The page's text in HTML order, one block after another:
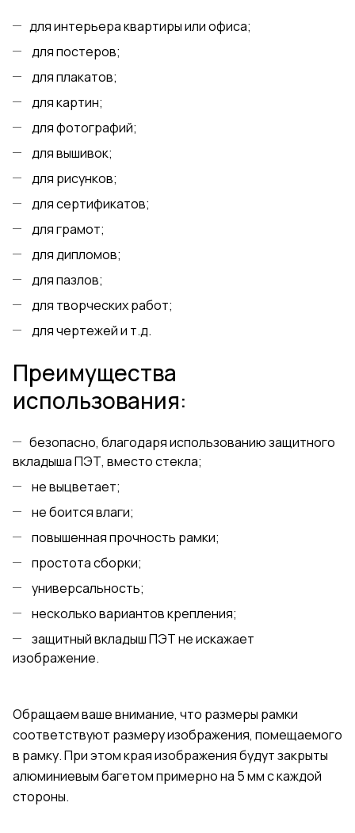
для интерьера квартиры или офиса;
для постеров;
для плакатов;
для картин;
для фотографий;
для вышивок;
для рисунков;
для сертификатов;
для грамот;
для дипломов;
для пазлов;
для творческих работ;
для чертежей и т.д.
Преимущества
использования:
безопасно, благодаря использованию защитного
вкладыша ПЭТ, вместо стекла;
не выцветает;
не боится влаги;
повышенная прочность рамки;
простота сборки;
универсальность;
несколько вариантов крепления;
защитный вкладыш ПЭТ не искажает
изображение.
Обращаем ваше внимание, что размеры рамки
соответствуют размеру изображения, помещаемого
в рамку. При этом края изображения будут закрыты
алюминиевым багетом примерно на 5 мм с каждой
стороны.